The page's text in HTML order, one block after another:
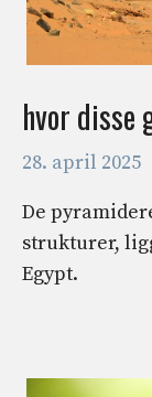
hvor disse
28. april 2025
De
strukturer,
Egypt.